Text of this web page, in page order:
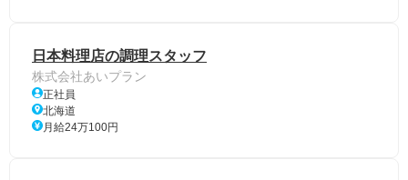
日本料理店の調理スタッフ
株式会社あいプラン
正社員
北海道
月給24万100円